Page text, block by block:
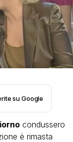
su Google
condussero
è rimasta